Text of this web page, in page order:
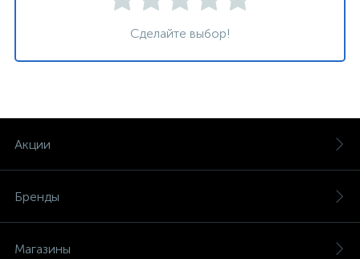
Сделайте выбор!
Акции
Бренды
Магазины